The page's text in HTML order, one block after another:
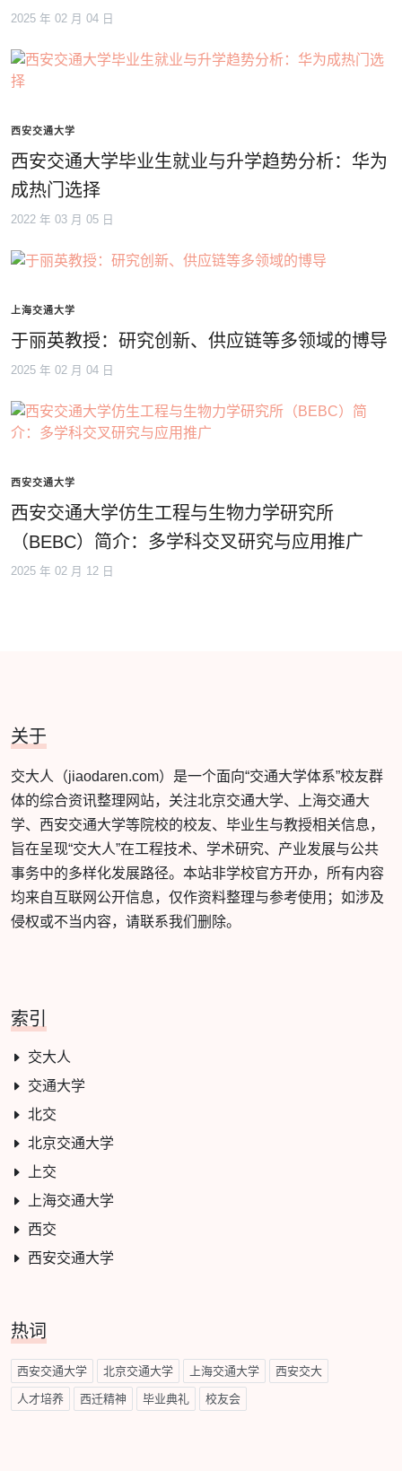
2025 年 02 月 04 日
西安交通大学
西安交通大学毕业生就业与升学趋势分析：华为
成热门选择
2022 年 03 月 05 日
上海交通大学
于丽英教授：研究创新、供应链等多领域的博导
2025 年 02 月 04 日
西安交通大学
西安交通大学仿生工程与生物力学研究所
（BEBC）简介：多学科交叉研究与应用推广
2025 年 02 月 12 日
关于
交大人（jiaodaren.com）是一个面向“交通大学体系”校友群
体的综合资讯整理网站，关注北京交通大学、上海交通大
学、西安交通大学等院校的校友、毕业生与教授相关信息，
旨在呈现“交大人”在工程技术、学术研究、产业发展与公共
事务中的多样化发展路径。本站非学校官方开办，所有内容
均来自互联网公开信息，仅作资料整理与参考使用；如涉及
侵权或不当内容，请联系我们删除。
索引
交大人
交通大学
北交
北京交通大学
上交
上海交通大学
西交
西安交通大学
热词
西安交通大学 北京交通大学 上海交通大学 西安交大
人才培养 西迁精神 毕业典礼 校友会